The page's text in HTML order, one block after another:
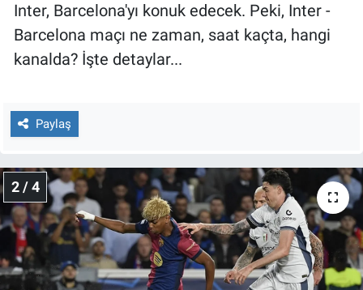
Inter, Barcelona'yı konuk edecek. Peki, Inter -
Barcelona maçı ne zaman, saat kaçta, hangi
kanalda? İşte detaylar...
Paylaş
2 / 4
Kültür Sanat
Nedir
Programlar
Sağlık
Spor